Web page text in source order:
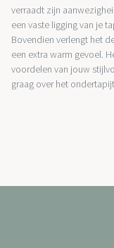
verraadt zijn
een vaste ligging van je
Bovendien verlengt het
een extra warm gevoel.
voordelen van jouw
graag over het